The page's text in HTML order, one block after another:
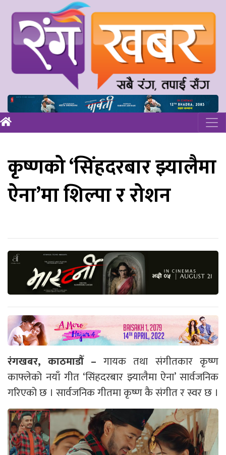
कृष्णको ‘सिंहदरबार झ्यालैमा
ऐना’मा शिल्पा र रोशन
रंगखबर, काठमाडौँ – गायक तथा संगीतकार कृष्ण
काफ्लेको नयाँ गीत ‘सिंहदरबार झ्यालैमा ऐना’ सार्वजनिक
गरिएको छ । सार्वजनिक गीतमा कृष्ण कै संगीत र स्वर छ ।